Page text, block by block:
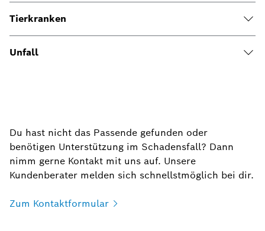
Tierkranken
Unfall
Du hast nicht das Passende gefunden oder
benötigen Unterstützung im Schadensfall? Dann
nimm gerne Kontakt mit uns auf. Unsere
Kundenberater melden sich schnellstmöglich bei dir.
Zum Kontaktformular